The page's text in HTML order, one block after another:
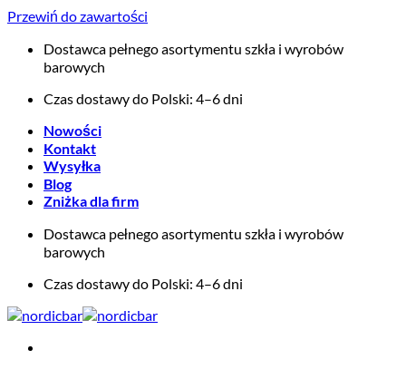
Przewiń do zawartości
Dostawca pełnego asortymentu szkła i wyrobów
barowych
Czas dostawy do Polski: 4–6 dni
Nowości
Kontakt
Wysyłka
Blog
Zniżka dla firm
Dostawca pełnego asortymentu szkła i wyrobów
barowych
Czas dostawy do Polski: 4–6 dni